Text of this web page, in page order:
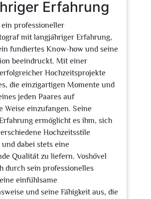
Erfahrung
ein professioneller
mit langjähriger Erfahrung,
fundiertes Know-how und seine
beeindruckt. Mit einer
Hochzeitsprojekte
die einzigartigen Momente und
jeden Paares auf
Weise einzufangen. Seine
ermöglicht es ihm, sich
Hochzeitsstile
dabei stets eine
Qualität zu liefern. Voshövel
durch sein professionelles
einfühlsame
und seine Fähigkeit aus, die